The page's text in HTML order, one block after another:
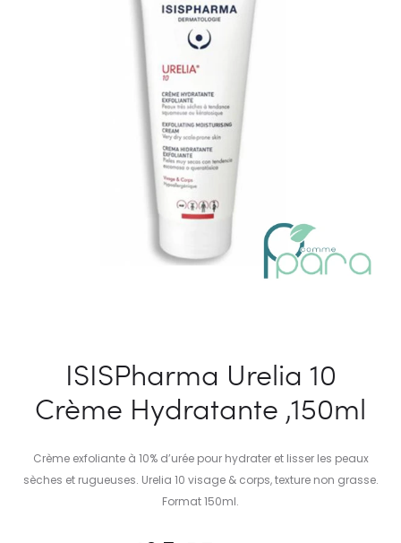
ISISPharma Urelia 10
Crème Hydratante ,150ml
Crème exfoliante à 10% d’urée pour hydrater et lisser les peaux
sèches et rugueuses. Urelia 10 visage & corps, texture non grasse.
Format 150ml.